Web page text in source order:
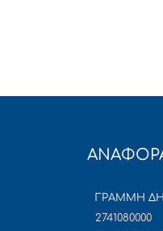
ΓΡΑΜΜΗ
2741080000